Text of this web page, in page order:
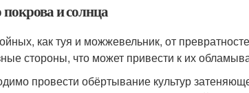
и солнца
как туя и можжевельник, от
стороны, что может привести к их
провести обёртывание культур